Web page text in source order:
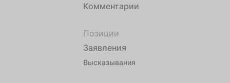
Комментарии
Позиции
Заявления
Высказывания